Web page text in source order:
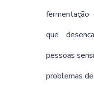
que
pessoas
problemas